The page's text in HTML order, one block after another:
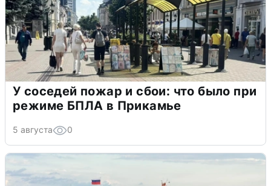
У соседей пожар и сбои: что было при
режиме БПЛА в Прикамье
5 августа 0